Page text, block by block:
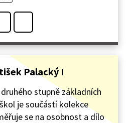
Palacký I
stupně základních
je součástí kolekce
se na osobnost a dílo